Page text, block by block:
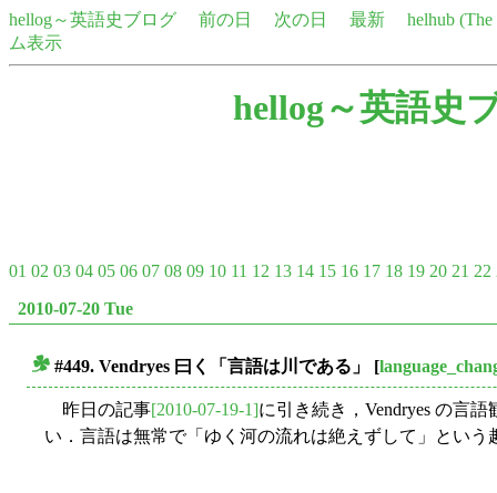
hellog～英語史ブログ 前の日 次の日 最新
helhub
ム表示
hellog～英語史
01 02 03 04 05 06 07 08 09 10 11 12 13 14 15 16 17 18 19 20 21 22
2010-07-20 Tue
#449. Vendryes 曰く「言語は川である」 [
昨日の記事[2010-07-19-1]に引き続き，Vendryes の言
い．言語は無常で「ゆく河の流れは絶えずして」という